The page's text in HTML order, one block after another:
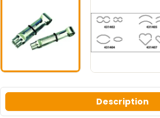
Description